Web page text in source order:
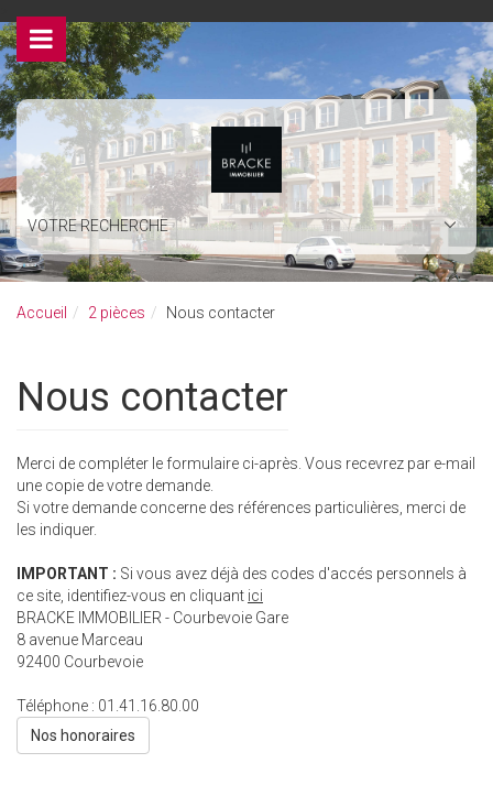
VOTRE RECHERCHE
Accueil 2 pièces Nous contacter
Nous contacter
Merci de compléter le formulaire ci-après. Vous recevrez par e-mail
une copie de votre demande.
Si votre demande concerne des références particulières, merci de
les indiquer.
IMPORTANT : Si vous avez déjà des codes d'accés personnels à
ce site, identifiez-vous en cliquant ici
BRACKE IMMOBILIER - Courbevoie Gare
8 avenue Marceau
92400 Courbevoie
Téléphone : 01.41.16.80.00
Nos honoraires